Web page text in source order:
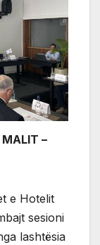
–
e Hotelit
sesioni
lashtësia